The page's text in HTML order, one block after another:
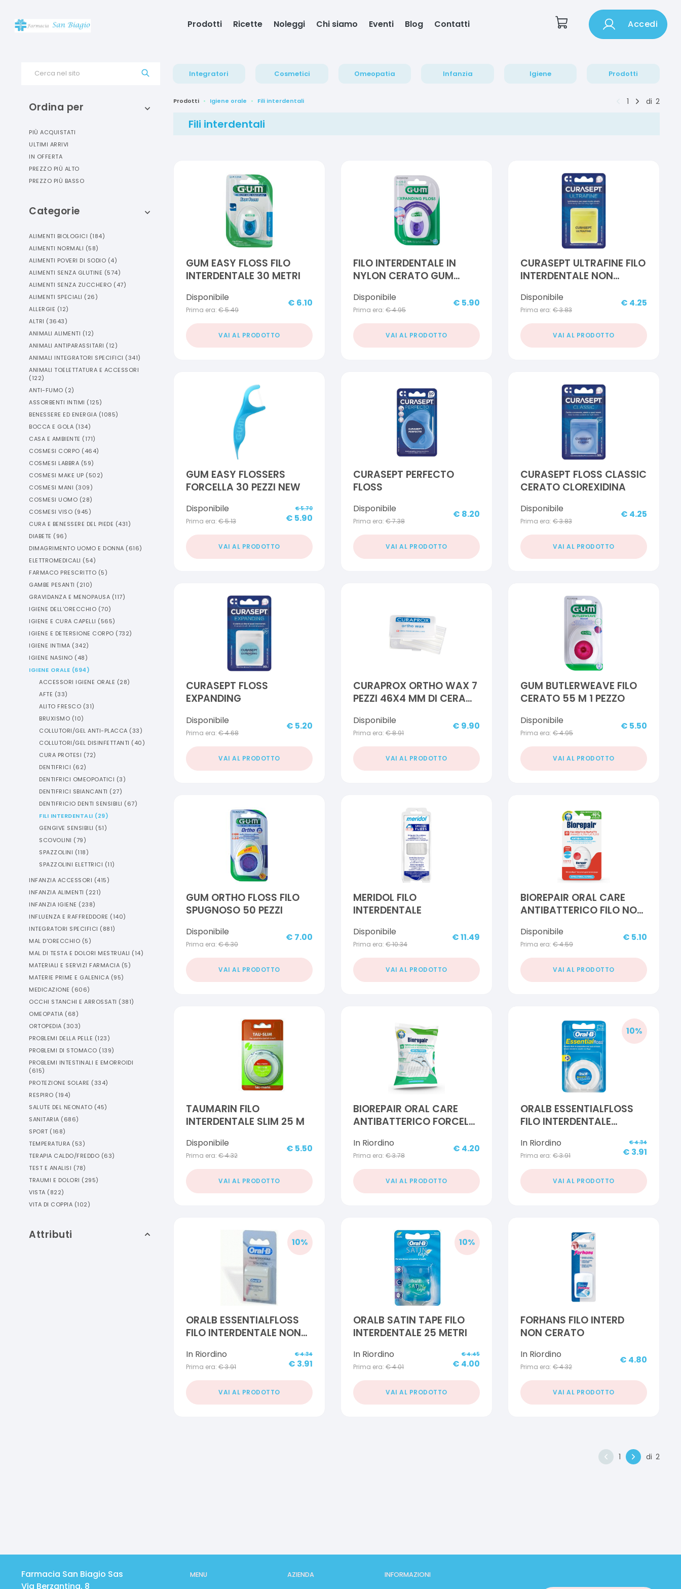
Prodotti Ricette Noleggi Chi siamo Eventi Blog Contatti Accedi
Cerca nel sito Integratori Cosmetici Omeopatia Infanzia Igiene Prodotti
Ordina per
PIÙ ACQUISTATI
ULTIMI ARRIVI
IN OFFERTA
PREZZO PIÙ ALTO
PREZZO PIÙ BASSO
Categorie
ALIMENTI BIOLOGICI (184)
ALIMENTI NORMALI (58)
ALIMENTI POVERI DI SODIO (4)
ALIMENTI SENZA GLUTINE (574)
ALIMENTI SENZA ZUCCHERO (47)
ALIMENTI SPECIALI (26)
ALLERGIE (12)
ALTRI (3643)
ANIMALI ALIMENTI (12)
ANIMALI ANTIPARASSITARI (12)
ANIMALI INTEGRATORI SPECIFICI (341)
ANIMALI TOELETTATURA E ACCESSORI
(122)
ANTI-FUMO (2)
ASSORBENTI INTIMI (125)
BENESSERE ED ENERGIA (1085)
BOCCA E GOLA (134)
CASA E AMBIENTE (171)
COSMESI CORPO (464)
COSMESI LABBRA (59)
COSMESI MAKE UP (502)
COSMESI MANI (309)
COSMESI UOMO (28)
COSMESI VISO (945)
CURA E BENESSERE DEL PIEDE (431)
DIABETE (96)
DIMAGRIMENTO UOMO E DONNA (616)
ELETTROMEDICALI (54)
FARMACO PRESCRITTO (5)
GAMBE PESANTI (210)
GRAVIDANZA E MENOPAUSA (117)
IGIENE DELL'ORECCHIO (70)
IGIENE E CURA CAPELLI (565)
IGIENE E DETERSIONE CORPO (732)
IGIENE INTIMA (342)
IGIENE NASINO (48)
IGIENE ORALE (694)
ACCESSORI IGIENE ORALE (28)
AFTE (33)
ALITO FRESCO (31)
BRUXISMO (10)
COLLUTORI/GEL ANTI-PLACCA (33)
COLLUTORI/GEL DISINFETTANTI (40)
CURA PROTESI (72)
DENTIFRICI (62)
DENTIFRICI OMEOPOATICI (3)
DENTIFRICI SBIANCANTI (27)
DENTIFRICIO DENTI SENSIBILI (67)
FILI INTERDENTALI (29)
GENGIVE SENSIBILI (51)
SCOVOLINI (79)
SPAZZOLINI (118)
SPAZZOLINI ELETTRICI (11)
INFANZIA ACCESSORI (415)
INFANZIA ALIMENTI (221)
INFANZIA IGIENE (238)
INFLUENZA E RAFFREDDORE (140)
INTEGRATORI SPECIFICI (881)
MAL D'ORECCHIO (5)
MAL DI TESTA E DOLORI MESTRUALI (14)
MATERIALI E SERVIZI FARMACIA (5)
MATERIE PRIME E GALENICA (95)
MEDICAZIONE (606)
OCCHI STANCHI E ARROSSATI (381)
OMEOPATIA (68)
ORTOPEDIA (303)
PROBLEMI DELLA PELLE (123)
PROBLEMI DI STOMACO (139)
PROBLEMI INTESTINALI E EMORROIDI
(615)
PROTEZIONE SOLARE (334)
RESPIRO (194)
SALUTE DEL NEONATO (45)
SANITARIA (686)
SPORT (168)
TEMPERATURA (53)
TERAPIA CALDO/FREDDO (63)
TEST E ANALISI (78)
TRAUMI E DOLORI (295)
VISTA (822)
VITA DI COPPIA (102)
Attributi
Prodotti Igiene orale Fili interdentali 1 di 2
Fili interdentali
GUM EASY FLOSS FILO
INTERDENTALE 30 METRI
Disponibile
Prima era: €5.49
€ 6.10
VAI AL PRODOTTO
FILO INTERDENTALE IN
NYLON CERATO GUM
Disponibile
Prima era: €4.95
€ 5.90
VAI AL PRODOTTO
CURASEPT ULTRAFINE FILO
INTERDENTALE NON
Disponibile
Prima era: €3.83
€ 4.25
VAI AL PRODOTTO
GUM EASY FLOSSERS
FORCELLA 30 PEZZI NEW
Disponibile
Prima era: €5.13
€5.70
€ 5.90
VAI AL PRODOTTO
CURASEPT PERFECTO
FLOSS
Disponibile
Prima era: €7.38
€ 8.20
VAI AL PRODOTTO
CURASEPT FLOSS CLASSIC
CERATO CLOREXIDINA
Disponibile
Prima era: €3.83
€ 4.25
VAI AL PRODOTTO
CURASEPT FLOSS
EXPANDING
Disponibile
Prima era: €4.68
€ 5.20
VAI AL PRODOTTO
CURAPROX ORTHO WAX 7
PEZZI 46X4 MM DI CERA
Disponibile
Prima era: €8.91
€ 9.90
VAI AL PRODOTTO
GUM BUTLERWEAVE FILO
CERATO 55 M 1 PEZZO
Disponibile
Prima era: €4.95
€ 5.50
VAI AL PRODOTTO
GUM ORTHO FLOSS FILO
SPUGNOSO 50 PEZZI
Disponibile
Prima era: €6.30
€ 7.00
VAI AL PRODOTTO
MERIDOL FILO
INTERDENTALE
Disponibile
Prima era: €10.34
€11.49
VAI AL PRODOTTO
BIOREPAIR ORAL CARE
ANTIBATTERICO FILO NON
DENTI SENSIBILI 25+5
METRI
Disponibile
Prima era: €4.59
€ 5.10
VAI AL PRODOTTO
TAUMARIN FILO
INTERDENTALE SLIM 25 M
Disponibile
Prima era: €4.32
€ 5.50
VAI AL PRODOTTO
BIOREPAIR ORAL CARE
ANTIBATTERICO FORCELLE
36 PEZZI
In Riordino
Prima era: €3.78
€ 4.20
VAI AL PRODOTTO
10%
ORALB ESSENTIALFLOSS
FILO INTERDENTALE
MENTA
In Riordino
Prima era: €3.91
€4.34
€ 3.91
VAI AL PRODOTTO
10%
ORALB ESSENTIALFLOSS
FILO INTERDENTALE NON
In Riordino
Prima era: €3.91
€4.34
€ 3.91
VAI AL PRODOTTO
10%
ORALB SATIN TAPE FILO
INTERDENTALE 25 METRI
In Riordino
Prima era: €4.01
€4.45
€ 4.00
VAI AL PRODOTTO
FORHANS FILO INTERD
NON CERATO
In Riordino
Prima era: €4.32
€ 4.80
VAI AL PRODOTTO
1 di 2
Farmacia San Biagio Sas
Via Berzantina, 8
MENU AZIENDA INFORMAZIONI